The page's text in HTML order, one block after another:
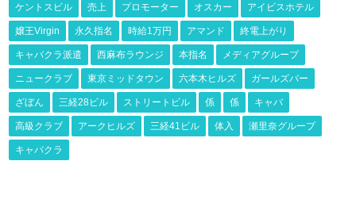
ケントスビル 売上 プロモーター オスカー アイビスホテル
嬢王Virgin 永久指名 時給1万円 アマンド 終電上がり
キャバクラ派遣 西麻布ラウンジ 本指名 メディアグループ
ニュークラブ 東京ミッドタウン 六本木ヒルズ ガールズバー
ざぼん 三経28ビル ストリートビル 係 係 キャバ
高級クラブ アークヒルズ 三経41ビル 体入 瀬里奈グループ
キャバクラ